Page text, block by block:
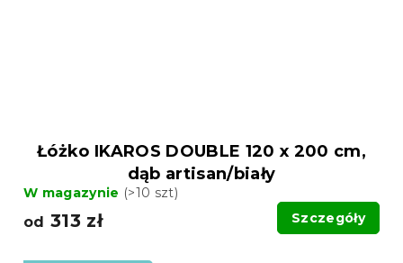
Łóżko IKAROS DOUBLE 120 x 200 cm,
dąb artisan/biały
W magazynie (>10 szt)
od 313 zł Szczegóły